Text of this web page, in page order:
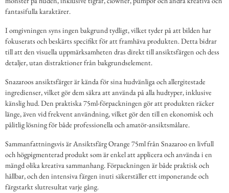
fantasifulla karaktärer.
I omgivningen syns ingen bakgrund tydligt, vilket tyder på att bilden har
fokuserats och beskärts specifikt för att framhäva produkten. Detta bidrar
till att den visuella uppmärksamheten dras direkt till ansiktsfärgen och dess
detaljer, utan distraktioner från bakgrundselement.
Snazaroos ansiktsfärger är kända för sina hudvänliga och allergitestade
ingredienser, vilket gör dem säkra att använda på alla hudtyper, inklusive
känslig hud. Den praktiska 75ml-förpackningen gör att produkten räcker
länge, även vid frekvent användning, vilket gör den till en ekonomisk och
pålitlig lösning för både professionella och amatör-ansiktsmålare.
Sammanfattningsvis är Ansiktsfärg Orange 75ml från Snazaroo en livfull
och högpigmenterad produkt som är enkel att applicera och använda i en
mängd olika kreativa sammanhang. Förpackningen är både praktisk och
hållbar, och den intensiva färgen inuti säkerställer ett imponerande och
färgstarkt slutresultat varje gång.